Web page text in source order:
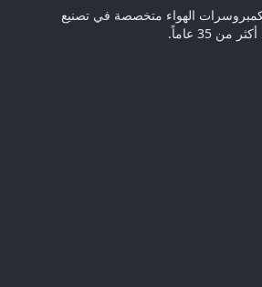
الهواء متخصصة في تصنيع
35 عاماً.